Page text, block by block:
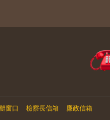
窗口 檢察長信箱 廉政信箱